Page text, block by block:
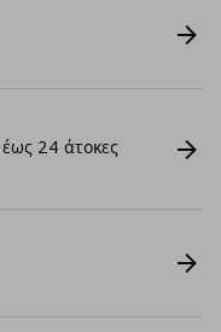
έως 24 άτοκες